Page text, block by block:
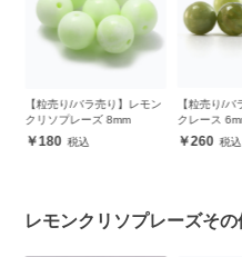
【粒売り/バラ売り】レモン
クリソプレーズ 8mm
180
【粒売り/
クレース
260
レモンクリソプレーズそ